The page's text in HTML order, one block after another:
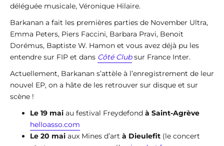
déléguée musicale, Véronique Hilaire.
Barkanan a fait les premières parties de November Ultra,
Emma Peters, Piers Faccini, Barbara Pravi, Benoit
Dorémus, Baptiste W. Hamon et vous avez déjà pu les
entendre sur FIP et dans Côté Clubsur France Inter.
Actuellement, Barkanan s’attèle à l’enregistrement de leur
nouvel EP, on a hâte de les retrouver sur disque et sur
scène !
Le 19 mai au festival Freydefond à Saint-Agrève
helloasso.com
Le 20 mai aux Mines d’art à Dieulefit (le concert